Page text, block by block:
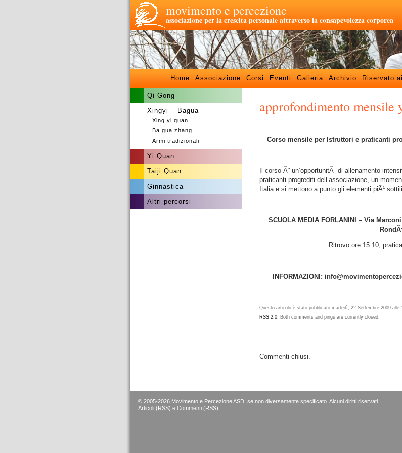
movimento e percezione
associazione per la crescita personale attraverso la consapevolezza corporea
Home Associazione Corsi Eventi Galleria Archivio Riservato
Qi Gong
Xingyi – Bagua
Xing yi quan
Ba gua zhang
Armi tradizionali
Yi Quan
Taiji Quan
Ginnastica
Altri percorsi
approfondimento mensile
Corso mensile per Istruttori e praticanti
Il corso Ã¨ un’opportunitÃ di allenamento
praticanti progrediti dell’associazione, un
Italia e si mettono a punto gli elementi piÃ¹
SCUOLA MEDIA FORLANINI – Via
Ritrovo ore 15:10,
INFORMAZIONI: info@
Questo articolo è stato pubblicato martedì, 22 Settembre 2009 alle
RSS 2.0. Both comments and pings are currently closed.
Commenti chiusi.
© 2005-2026 Movimento e Percezione ASD, se non diversamente specificato. Alcuni diritti riservati
Articoli (RSS) e Commenti (RSS)